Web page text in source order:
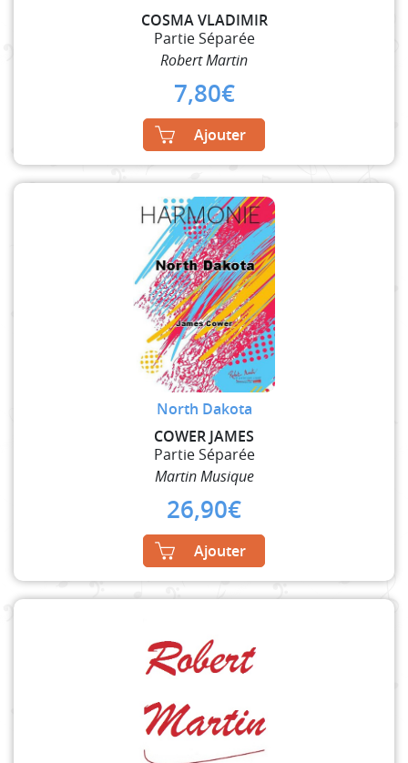
COSMA VLADIMIR
Partie Séparée
Robert Martin
7,80€
Ajouter
North Dakota
COWER JAMES
Partie Séparée
Martin Musique
26,90€
Ajouter